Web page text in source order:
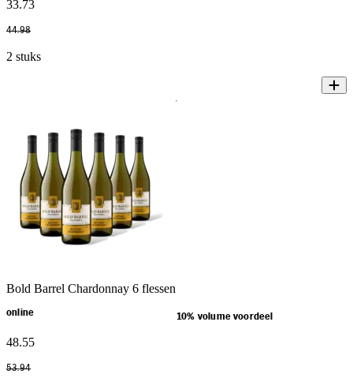
33.73
44.98
2 stuks
Bold Barrel Chardonnay 6 flessen
online 10% volume voordeel
48.55
53.94